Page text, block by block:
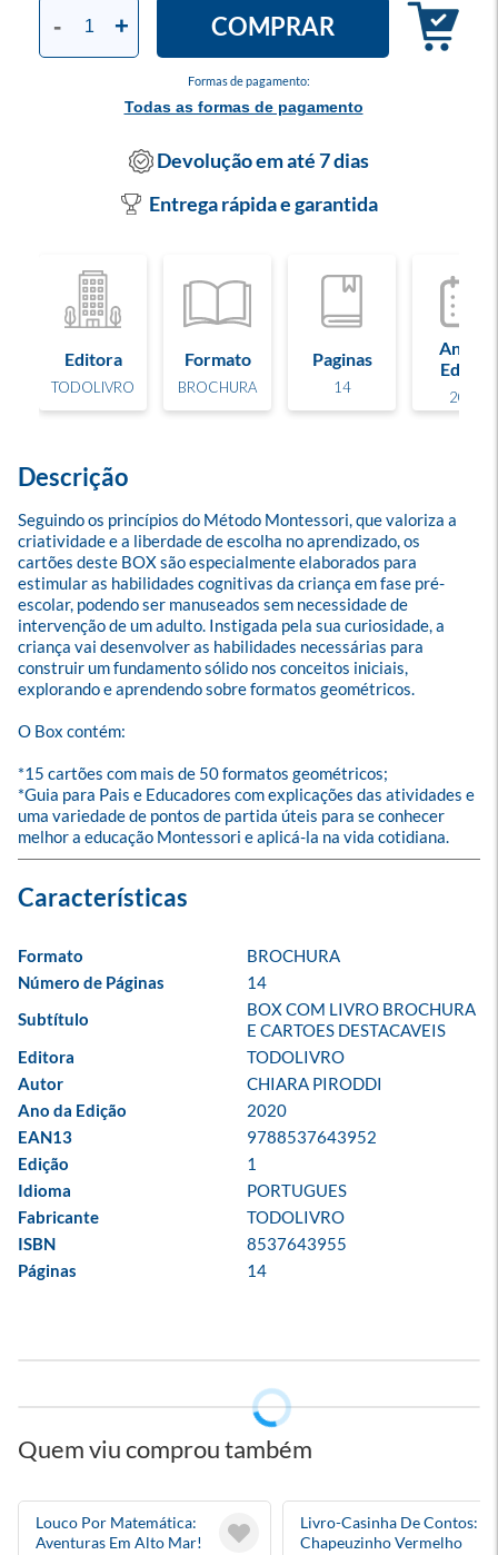
Formas de pagamento:
Todas as formas de pagamento
- + COMPRAR
Devolução em até 7 dias
Entrega rápida e garantida
Editora
TODOLIVRO
Formato
BROCHURA
Paginas
14
Ano de
Edição
2020
Descrição
Seguindo os princípios do Método Montessori, que valoriza a
criatividade e a liberdade de escolha no aprendizado, os
cartões deste BOX são especialmente elaborados para
estimular as habilidades cognitivas da criança em fase pré-
escolar, podendo ser manuseados sem necessidade de
intervenção de um adulto. Instigada pela sua curiosidade, a
criança vai desenvolver as habilidades necessárias para
construir um fundamento sólido nos conceitos iniciais,
explorando e aprendendo sobre formatos geométricos.
O Box contém:
*15 cartões com mais de 50 formatos geométricos;
*Guia para Pais e Educadores com explicações das atividades e
uma variedade de pontos de partida úteis para se conhecer
melhor a educação Montessori e aplicá-la na vida cotidiana.
Formato
BROCHURA
Número de Páginas
14
Subtítulo
BOX COM LIVRO BROCHURA
E CARTOES DESTACAVEIS
Editora
TODOLIVRO
Autor
CHIARA PIRODDI
Ano da Edição
2020
EAN13
9788537643952
Edição
1
Idioma
PORTUGUES
Fabricante
TODOLIVRO
ISBN
8537643955
Páginas
14
Quem viu comprou também
Louco Por Matemática:
Aventuras Em Alto Mar!
Livro-Casinha De Contos:
Chapeuzinho Vermelho